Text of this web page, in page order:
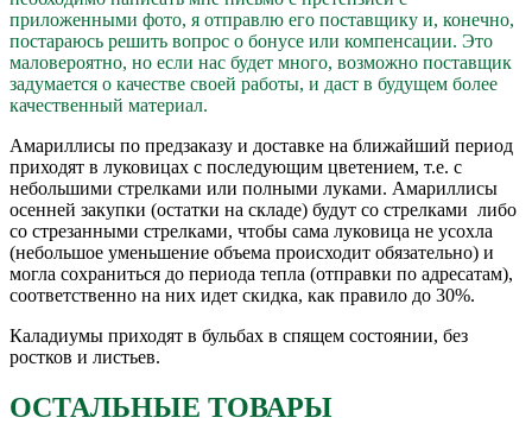
приложенными фото, я отправлю его поставщику и, конечно,
постараюсь решить вопрос о бонусе или компенсации. Это
маловероятно, но если нас будет много, возможно поставщик
задумается о качестве своей работы, и даст в будущем более
качественный материал.
Амариллисы по предзаказу и доставке на ближайший период
приходят в луковицах с последующим цветением, т.е. с
небольшими стрелками или полными луками. Амариллисы
осенней закупки (остатки на складе) будут со стрелками либо
со стрезанными стрелками, чтобы сама луковица не усохла
(небольшое уменьшение объема происходит обязательно) и
могла сохраниться до периода тепла (отправки по адресатам),
соответственно на них идет скидка, как правило до 30%.
Каладиумы приходят в бульбах в спящем состоянии, без
ростков и листьев.
ОСТАЛЬНЫЕ ТОВАРЫ